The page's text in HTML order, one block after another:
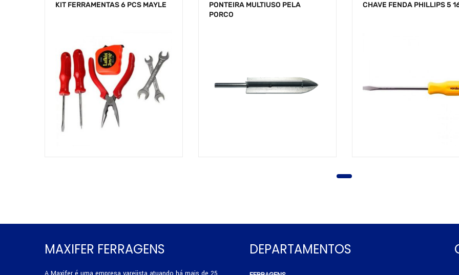
KIT FERRAMENTAS 6 PCS MAYLE
PONTEIRA MULTIUSO PELA
PORCO
CHAVE FENDA PHILLIPS 5
MAXIFER FERRAGENS DEPARTAMENTOS